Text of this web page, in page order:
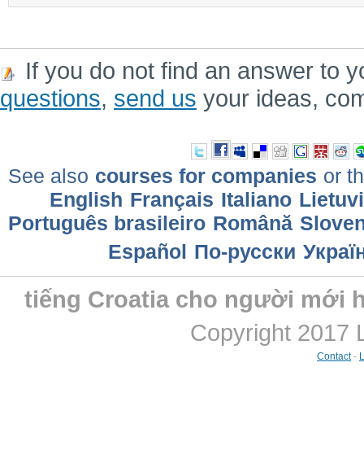
If you do not find an answer to
questions, send us your ideas,
See also courses for companies or
English Français Italiano
Português brasileiro Română
Еspañol По-русски
tiếng Croatia cho người mới
Copyright 2017
Contact-